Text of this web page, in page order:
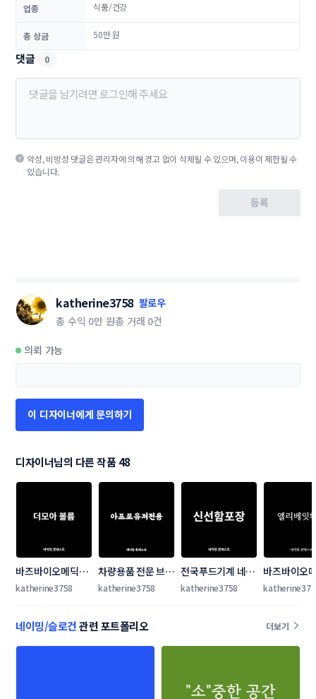
업종 식품/건강
총 상금 50만 원
댓글 0
악성, 비방성 댓글은 관리자에 의해 경고 없이 삭제될 수 있으며, 이용이 제한될 수
있습니다.
등록
katherine3758 팔로우
총 수익 0만 원총 거래 0건
의뢰 가능
이 디자이너에게 문의하기
디자이너님의 다른 작품 48
바즈바이오메딕
(주) 네이밍 콘테스
katherine3758
차량용품 전문 브랜
드 네이밍 콘테스트
katherine3758
전국푸드기계 네이
밍 콘테스트
katherine3758
바즈바이오
(주) 네이밍
네이밍/슬로건관련 포트폴리오 더보기